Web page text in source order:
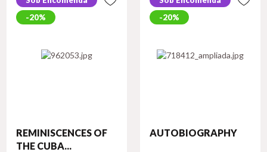
20%
REMINISCENCES OF
THE CUBA...
20%
AUTOBIOGRAPHY